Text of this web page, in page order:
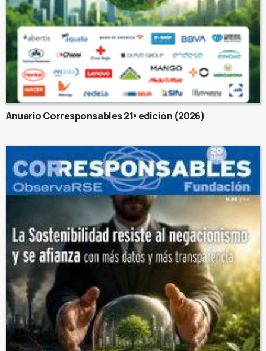
Anuario Corresponsables 21ª edición (2026)